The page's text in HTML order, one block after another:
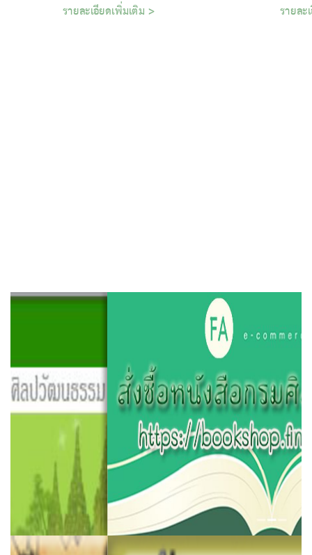
รายละเอียดเพิ่มเติม > รายละ